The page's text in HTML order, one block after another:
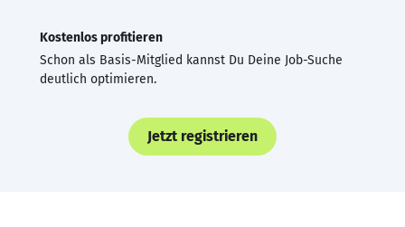
Kostenlos profitieren
Schon als Basis-Mitglied kannst Du Deine Job-Suche
deutlich optimieren.
Jetzt registrieren